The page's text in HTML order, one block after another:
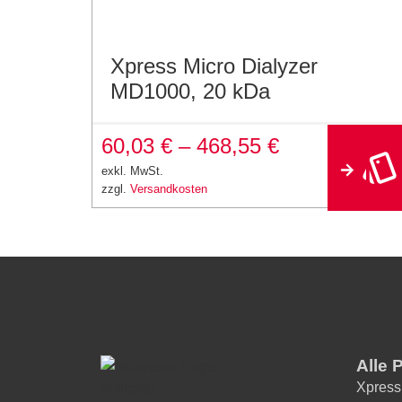
Xpress Micro Dialyzer
MD1000, 20 kDa
60,03 € – 468,55 €
exkl. MwSt.
zzgl. Versandkosten
Alle